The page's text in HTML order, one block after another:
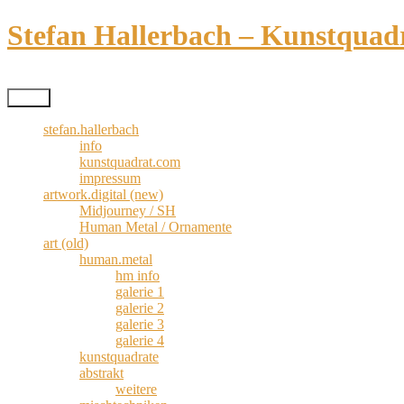
Zum
Inhalt
Stefan Hallerbach –
stefan.hallerbach
info
kunstquadrat.com
impressum
artwork.digital (new)
Midjourney / SH
Human Metal / Ornamente
art (old)
human.metal
hm info
galerie 1
galerie 2
galerie 3
galerie 4
kunstquadrate
abstrakt
weitere